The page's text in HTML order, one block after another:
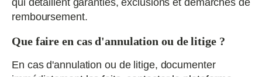
remboursement.
Que faire en cas d'annulation ou de litige ?
En cas d'annulation ou de litige, documenter